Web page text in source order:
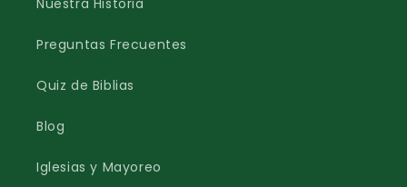
Preguntas Frecuentes
Quiz de Biblias
Blog
Iglesias y Mayoreo